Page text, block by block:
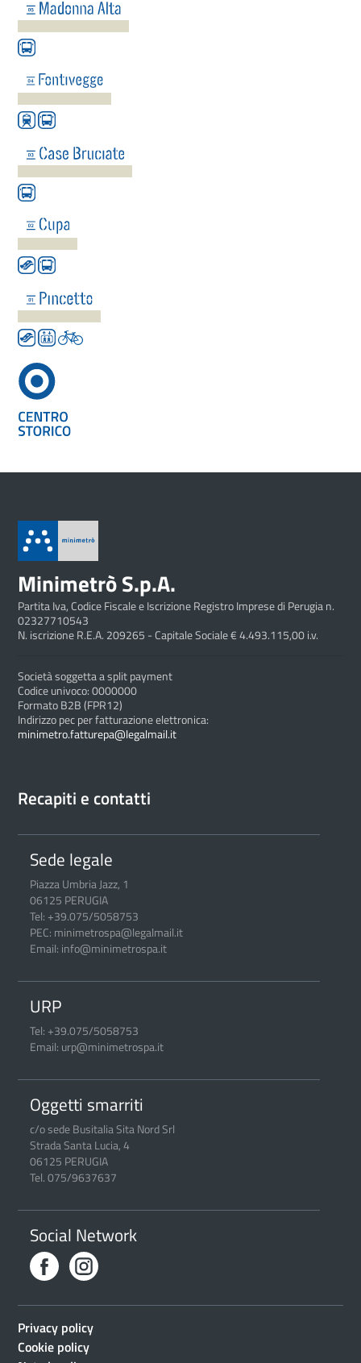
Minimetrò S.p.A.
Partita Iva, Codice Fiscale e Iscrizione Registro Imprese di Perugia n.
02327710543
N. iscrizione R.E.A. 209265 - Capitale Sociale € 4.493.115,00 i.v.
Società soggetta a split payment
Codice univoco: 0000000
Formato B2B (FPR12)
Indirizzo pec per fatturazione elettronica:
minimetro.fatturepa@legalmail.it
Recapiti e contatti
Sede legale
Piazza Umbria Jazz, 1
06125 PERUGIA
Tel: +39.075/5058753
PEC: minimetrospa@legalmail.it
Email: info@minimetrospa.it
URP
Tel: +39.075/5058753
Email: urp@minimetrospa.it
Oggetti smarriti
c/o sede Busitalia Sita Nord Srl
Strada Santa Lucia, 4
06125 PERUGIA
Tel. 075/9637637
Social Network
Privacy policy
Cookie policy